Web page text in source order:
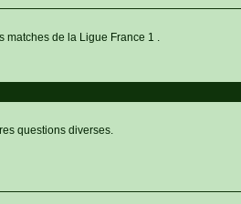
matches de la Ligue France 1 .
questions diverses.